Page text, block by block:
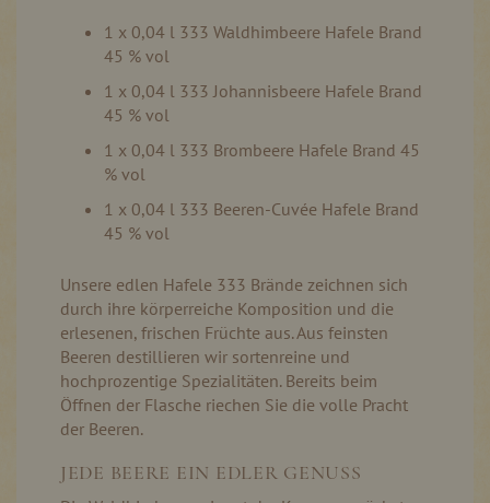
1 x 0,04 l 333 Waldhimbeere Hafele Brand
45 % vol
1 x 0,04 l 333 Johannisbeere Hafele Brand
45 % vol
1 x 0,04 l 333 Brombeere Hafele Brand 45
% vol
1 x 0,04 l 333 Beeren-Cuvée Hafele Brand
45 % vol
Unsere edlen Hafele 333 Brände zeichnen sich
durch ihre körperreiche Komposition und die
erlesenen, frischen Früchte aus. Aus feinsten
Beeren destillieren wir sortenreine und
hochprozentige Spezialitäten. Bereits beim
Öffnen der Flasche riechen Sie die volle Pracht
der Beeren.
JEDE BEERE EIN EDLER GENUSS